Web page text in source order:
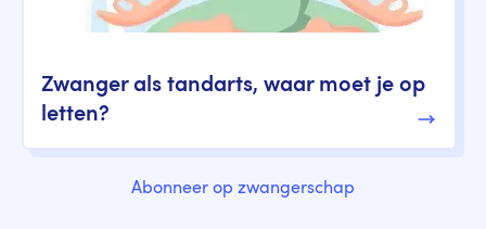
Zwanger als tandarts, waar moet je op
letten?
Abonneer op zwangerschap